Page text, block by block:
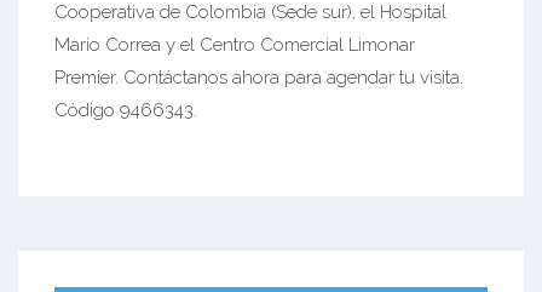
Cooperativa de Colombia (Sede sur), el Hospital
Mario Correa y el Centro Comercial Limonar
Premier. Contáctanos ahora para agendar tu visita.
Código 9466343.